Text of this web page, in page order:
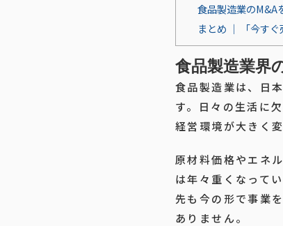
食品製造業のM&A
まとめ ｜ 「今す
食品製造業界
食品製造業は、日
す。日々の生活に
経営環境が大きく
原材料価格やエネ
は年々重くなって
先も今の形で事業
ありません。